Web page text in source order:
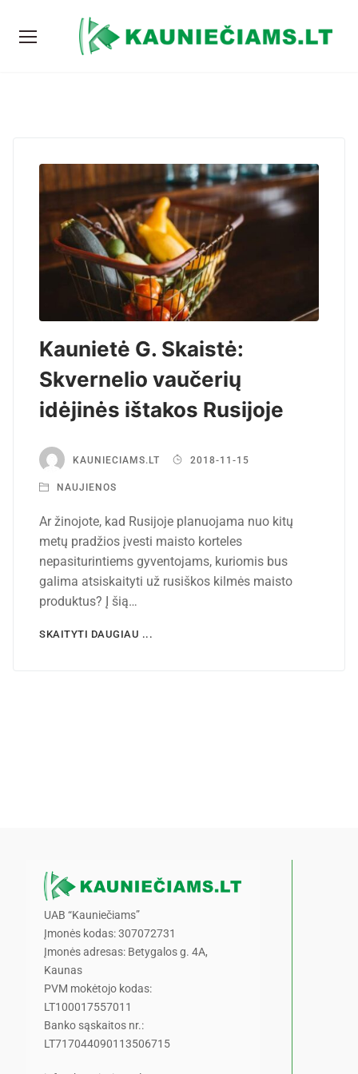
Kaunietė G. Skaistė:
Skvernelio vaučerių
idėjinės ištakos Rusijoje
KAUNIECIAMS.LT 2018-11-15
NAUJIENOS
Ar žinojote, kad Rusijoje planuojama nuo kitų
metų pradžios įvesti maisto korteles
nepasiturintiems gyventojams, kuriomis bus
galima atsiskaityti už rusiškos kilmės maisto
produktus? Į šią…
SKAITYTI DAUGIAU ...
UAB “Kauniečiams”
Įmonės kodas: 307072731
Įmonės adresas: Betygalos g. 4A,
Kaunas
PVM mokėtojo kodas:
LT100017557011
Banko sąskaitos nr.:
LT717044090113506715